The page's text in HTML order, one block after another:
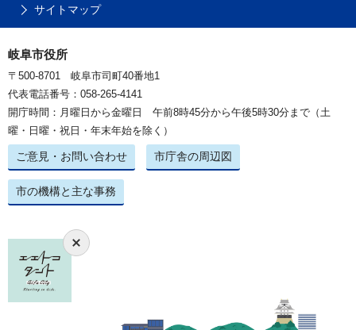
サイトマップ
岐阜市役所
〒500-8701 岐阜市司町40番地1
代表電話番号：058-265-4141
開庁時間：月曜日から金曜日 午前8時45分から午後5時30分まで（土
曜・日曜・祝日・年末年始を除く）
ご意見・お問い合わせ 市庁舎の周辺図
市の機構と主な事務